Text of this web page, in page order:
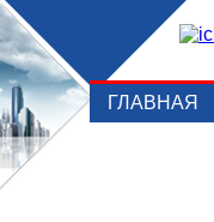
ГЛАВНАЯ